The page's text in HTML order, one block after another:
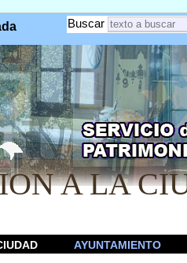
Buscar
A LA
AYUNTAMIENTO